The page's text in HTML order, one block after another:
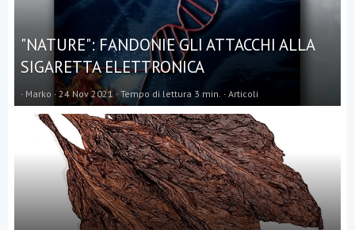
"NATURE": FANDONIE GLI ATTACCHI ALLA
SIGARETTA ELETTRONICA
Marko 24 Nov 2021 Tempo di lettura 3 min. Articoli